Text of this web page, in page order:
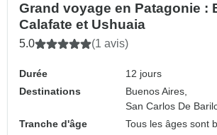
Grand voyage en Patagonie :
Calafate et Ushuaia
5.0 (1 avis)
Durée
12 jours
Destinations
Buenos Aires,
San Carlos De
Tranche d'âge
Tous les âges sont